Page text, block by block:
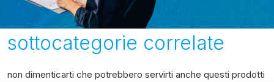
sottocategorie correlate
non dimenticarti che potrebbero servirti anche questi prodotti